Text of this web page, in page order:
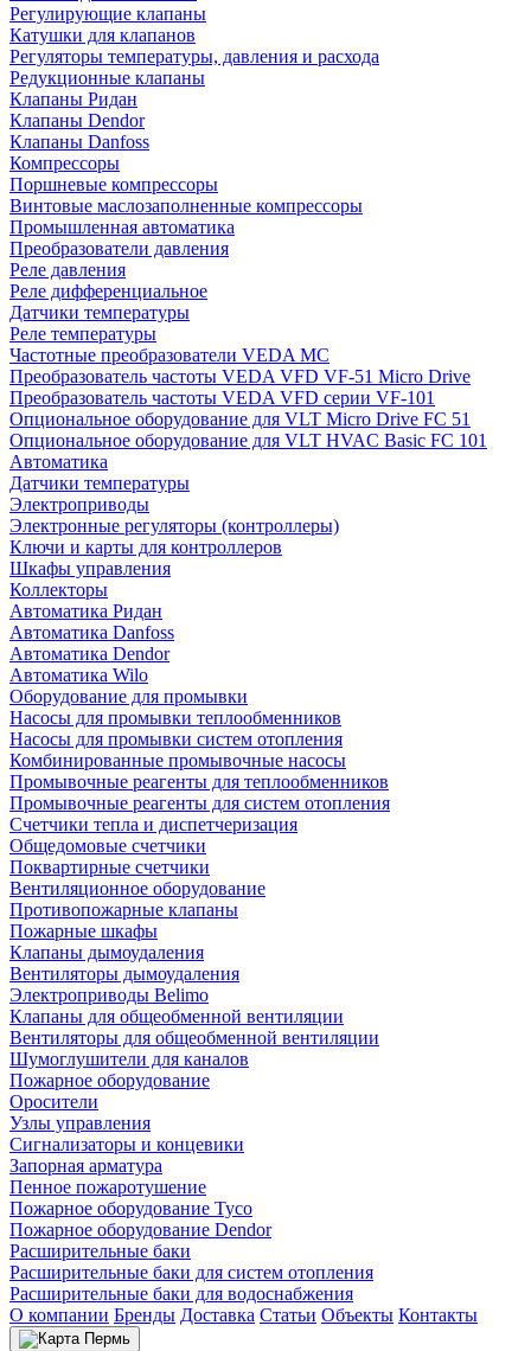
Регулирующие клапаны
Катушки для клапанов
Регуляторы температуры, давления и расхода
Редукционные клапаны
Клапаны Ридан
Клапаны Dendor
Клапаны Danfoss
Компрессоры
Поршневые компрессоры
Винтовые маслозаполненные компрессоры
Промышленная автоматика
Преобразователи давления
Реле давления
Реле дифференциальное
Датчики температуры
Реле температуры
Частотные преобразователи VEDA MC
Преобразователь частоты VEDA VFD VF-51 Micro Drive
Преобразователь частоты VEDA VFD серии VF-101
Опциональное оборудование для VLT Micro Drive FC 51
Опциональное оборудование для VLT HVAC Basic FC 101
Автоматика
Датчики температуры
Электроприводы
Электронные регуляторы (контроллеры)
Ключи и карты для контроллеров
Шкафы управления
Коллекторы
Автоматика Ридан
Автоматика Danfoss
Автоматика Dendor
Автоматика Wilo
Оборудование для промывки
Насосы для промывки теплообменников
Насосы для промывки систем отопления
Комбинированные промывочные насосы
Промывочные реагенты для теплообменников
Промывочные реагенты для систем отопления
Счетчики тепла и диспетчеризация
Общедомовые счетчики
Поквартирные счетчики
Вентиляционное оборудование
Противопожарные клапаны
Пожарные шкафы
Клапаны дымоудаления
Вентиляторы дымоудаления
Электроприводы Belimo
Клапаны для общеобменной вентиляции
Вентиляторы для общеобменной вентиляции
Шумоглушители для каналов
Пожарное оборудование
Оросители
Узлы управления
Сигнализаторы и концевики
Запорная арматура
Пенное пожаротушение
Пожарное оборудование Tyco
Пожарное оборудование Dendor
Расширительные баки
Расширительные баки для систем отопления
Расширительные баки для водоснабжения
О компании Бренды Доставка Статьи Объекты Контакты
Пермь